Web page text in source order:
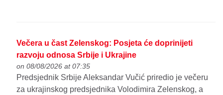
Večera u čast Zelenskog: Posjeta će doprinijeti
razvoju odnosa Srbije i Ukrajine
on 08/08/2026 at 07:35
Predsjednik Srbije Aleksandar Vučić priredio je večeru
za ukrajinskog predsjednika Volodimira Zelenskog, a